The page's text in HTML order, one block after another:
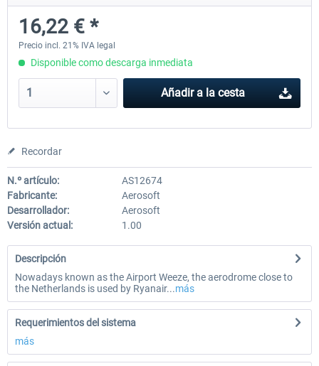
30,45 € *
16,22 € *
Precio incl. 21% IVA legal
Disponible como descarga inmediata
Añadir a la cesta
Recordar
N.º artículo:
AS12674
Fabricante:
Aerosoft
Desarrollador:
Aerosoft
Versión actual:
1.00
Descripción
Nowadays known as the Airport Weeze, the aerodrome close to
the Netherlands is used by Ryanair...más
Requerimientos del sistema
más